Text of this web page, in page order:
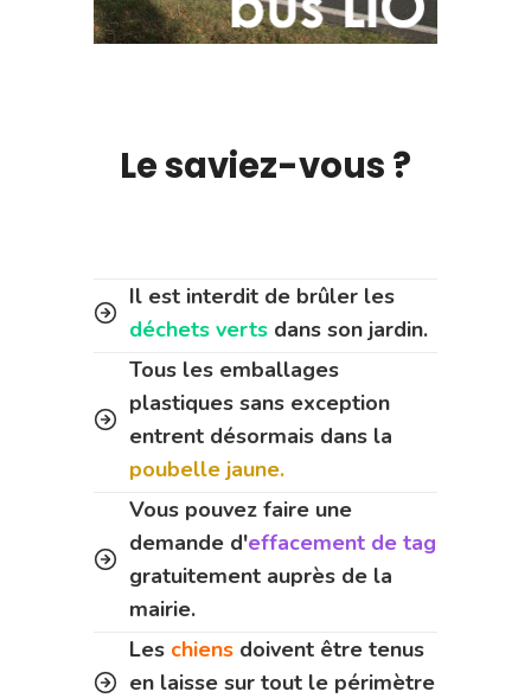
Le saviez-vous ?
Il est interdit de brûler les
déchets verts dans son jardin.
Tous les emballages
plastiques sans exception
entrent désormais dans la
poubelle jaune.
Vous pouvez faire une
demande d'effacement de tag
gratuitement auprès de la
mairie.
Les chiens doivent être tenus
en laisse sur tout le périmètre